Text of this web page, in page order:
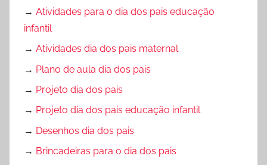
→ Atividades para o dia dos pais educação
infantil
→ Atividades dia dos pais maternal
→ Plano de aula dia dos pais
→ Projeto dia dos pais
→ Projeto dia dos pais educação infantil
→ Desenhos dia dos pais
→ Brincadeiras para o dia dos pais